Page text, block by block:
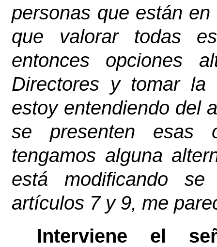
personas que están
que valorar todas
entonces opciones
Directores y tomar la
estoy entendiendo del
se presenten esas
tengamos alguna
está modificando
artículos 7 y 9, me
Interviene el